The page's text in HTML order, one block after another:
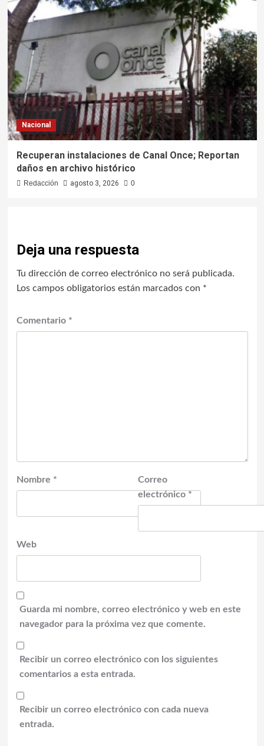
Nacional
Recuperan instalaciones de Canal Once; Reportan
daños en archivo histórico
Redacción agosto 3, 2026 0
Deja una respuesta
Tu dirección de correo electrónico no será publicada.
Los campos obligatorios están marcados con *
Comentario *
Nombre *
Correo
electrónico *
Web
Guarda mi nombre, correo electrónico y web en este
navegador para la próxima vez que comente.
Recibir un correo electrónico con los siguientes
comentarios a esta entrada.
Recibir un correo electrónico con cada nueva
entrada.